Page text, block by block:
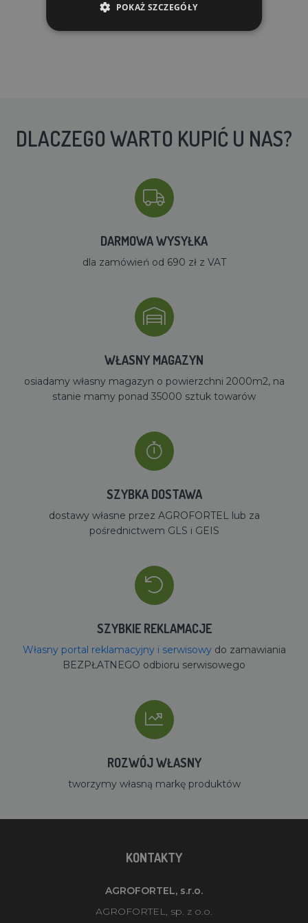
DO KOSZYKA
DLACZEGO WARTO KUPIĆ U NAS?
DARMOWA WYSYŁKA
dla zamówień od 690 zł z VAT
WŁASNY MAGAZYN
osiadamy własny magazyn o powierzchni 2000m2, na
stanie mamy ponad 35000 sztuk towarów
SZYBKA DOSTAWA
dostawy własne przez AGROFORTEL lub za
pośrednictwem GLS i GEIS
SZYBKIE REKLAMACJE
Własny portal reklamacyjny i serwisowydo zamawiania
BEZPŁATNEGO odbioru serwisowego
ROZWÓJ WŁASNY
tworzymy własną markę produktów
KONTAKTY
AGROFORTEL, s.r.o.
AGROFORTEL, sp. z o.o.
POKAŻ SZCZEGÓŁY